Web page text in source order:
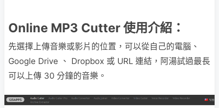
Online MP3 Cutter 使用介紹：
先選擇上傳音樂或影片的位置，可以從自己的電腦、
Google Drive 、 Dropbox 或 URL 連結，阿湯試過最長
可以上傳 30 分鐘的音樂。